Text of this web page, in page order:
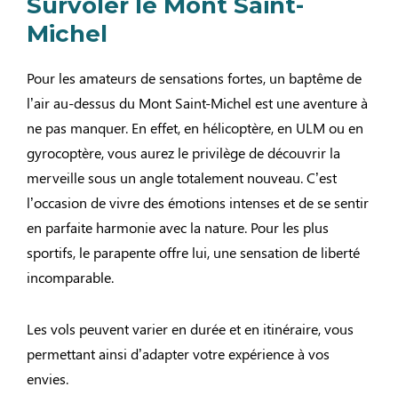
Michel
Pour les amateurs de sensations fortes, un baptême de
l’air au-dessus du Mont Saint-Michel est une aventure à
ne pas manquer. En effet, en hélicoptère, en ULM ou en
gyrocoptère, vous aurez le privilège de découvrir la
merveille sous un angle totalement nouveau. C’est
l’occasion de vivre des émotions intenses et de se sentir
en parfaite harmonie avec la nature. Pour les plus
sportifs, le parapente offre lui, une sensation de liberté
incomparable.
Les vols peuvent varier en durée et en itinéraire, vous
permettant ainsi d’adapter votre expérience à vos
envies.